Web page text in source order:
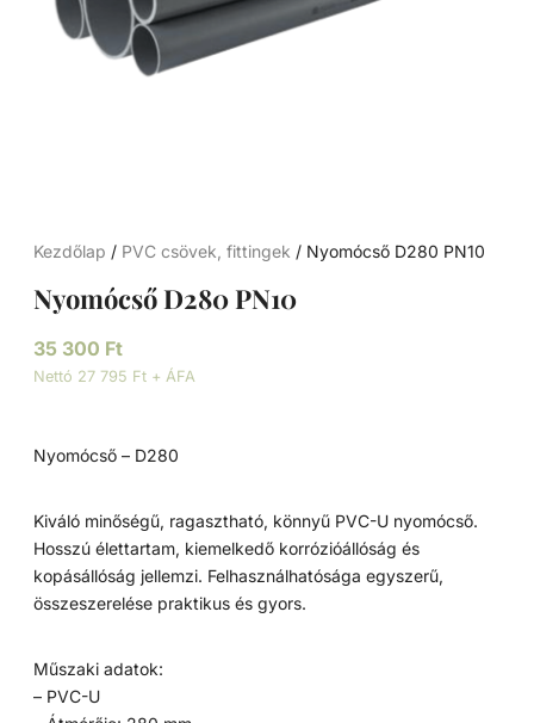
Kezdőlap / PVC csövek, fittingek / Nyomócső D280 PN10
Nyomócső D280 PN10
35 300 Ft
Nettó 27 795 Ft + ÁFA
Nyomócső – D280
Kiváló minőségű, ragasztható, könnyű PVC-U nyomócső.
Hosszú élettartam, kiemelkedő korrózióállóság és
kopásállóság jellemzi. Felhasználhatósága egyszerű,
összeszerelése praktikus és gyors.
Műszaki adatok:
– PVC-U